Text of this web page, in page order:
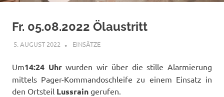
Fr. 05.08.2022 Ölaustritt
5. AUGUST 2022 RAINER SCHUCHTER
EINSÄTZE
Um14:24 Uhrwurden wir über die stille Alarmierung
mittels Pager-Kommandoschleife zu einem Einsatz in
den Ortsteil Lussrain gerufen.